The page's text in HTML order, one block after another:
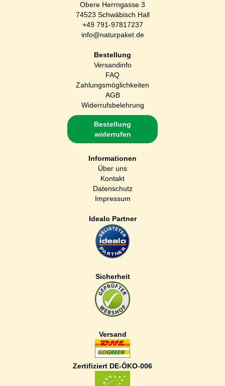
Obere Herrngasse 3
74523 Schwäbisch Hall
+49 791-97817237
info@naturpaket.de
Bestellung
Versandinfo
FAQ
Zahlungsmöglichkeiten
AGB
Widerrufsbelehrung
Bestellung
widerrufen
Informationen
Über uns
Kontakt
Datenschutz
Impressum
Idealo Partner
Sicherheit
Versand
Zertifiziert DE-ÖKO-006